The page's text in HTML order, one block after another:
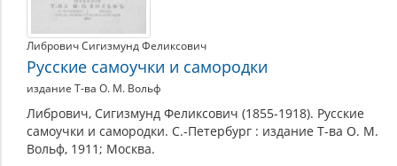
Либрович Сигизмунд Феликсович
Русские самоучки и самородки
издание Т-ва О. М. Вольф
Либрович, Сигизмунд Феликсович (1855-1918). Русские
самоучки и самородки. С.-Петербург : издание Т-ва О. М.
Вольф, 1911; Москва.